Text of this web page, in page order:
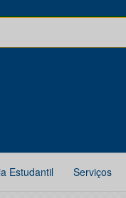
Estudantil Serviços